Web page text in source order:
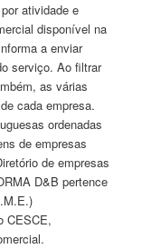
atividade e
disponível na
a enviar
serviço. Ao filtrar
as várias
cada empresa.
ordenadas
de empresas
de empresas
D&B pertence
CESCE,